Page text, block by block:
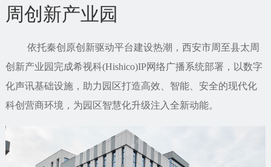
周创新产业园
依托秦创原创新驱动平台建设热潮，西安市周至县太周
创新产业园完成希视科(Hishico)IP网络广播系统部署，以数字
化声讯基础设施，助力园区打造高效、智能、安全的现代化
科创营商环境，为园区智慧化升级注入全新动能。